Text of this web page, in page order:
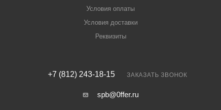
Условия оплаты
Условия доставки
Реквизиты
+7 (812) 243-18-15 ЗАКАЗАТЬ ЗВОНОК
spb@0ffer.ru